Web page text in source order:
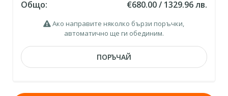
Общо: €680.00 / 1329.96 лв.
Ако направите няколко бързи поръчки,
автоматично ще ги обединим.
ПОРЪЧАЙ